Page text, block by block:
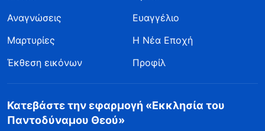
Αναγνώσεις
Ευαγγέλιο
Μαρτυρίες
Η Νέα Εποχή
Έκθεση εικόνων
Προφίλ
Κατεβάστε την εφαρμογή «Εκκλησία του
Παντοδύναμου Θεού»